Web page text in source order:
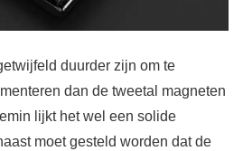
duurder zijn om te
dan de tweetal magneten
lijkt het wel een solide
moet gesteld worden dat de